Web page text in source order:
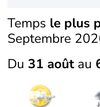
Temps le plus
Septembre
Du 31 août au